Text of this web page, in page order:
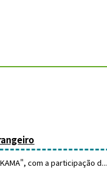
com a participação d...